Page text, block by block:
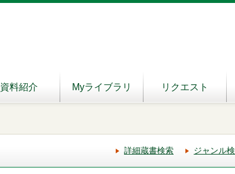
資料紹介 Myライブラリ リクエスト
詳細蔵書検索 ジャンル